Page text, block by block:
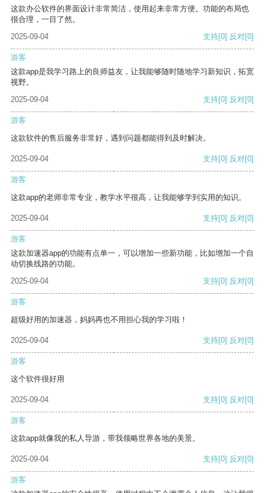
这款办公软件的界面设计非常简洁，使用起来非常方便。功能的布局也
很合理，一目了然。
2025-09-04
支持[0] 反对[0]
游客
这款app是我学习路上的良师益友，让我能够随时随地学习新知识，拓宽
视野。
2025-09-04
支持[0] 反对[0]
游客
这款软件的售后服务非常好，遇到问题都能得到及时解决。
2025-09-04 支持[0] 反对[0]
游客
这款app的老师非常专业，教学水平很高，让我能够学到实用的知识。
2025-09-04 支持[0] 反对[0]
游客
这款加速器app的功能有点单一，可以增加一些新功能，比如增加一个自
动切换线路的功能。
2025-09-04
支持[0] 反对[0]
游客
超级好用的加速器，妈妈再也不用担心我的学习啦！
2025-09-04 支持[0] 反对[0]
游客
这个软件很好用
2025-09-04 支持[0] 反对[0]
游客
这款app就像我的私人导游，带我领略世界各地的美景。
2025-09-04 支持[0] 反对[0]
游客